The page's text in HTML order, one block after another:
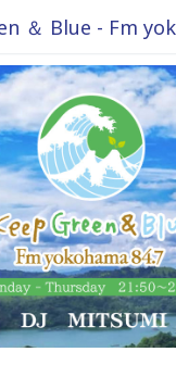
＆ Blue - Fm